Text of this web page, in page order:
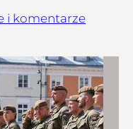
i komentarze